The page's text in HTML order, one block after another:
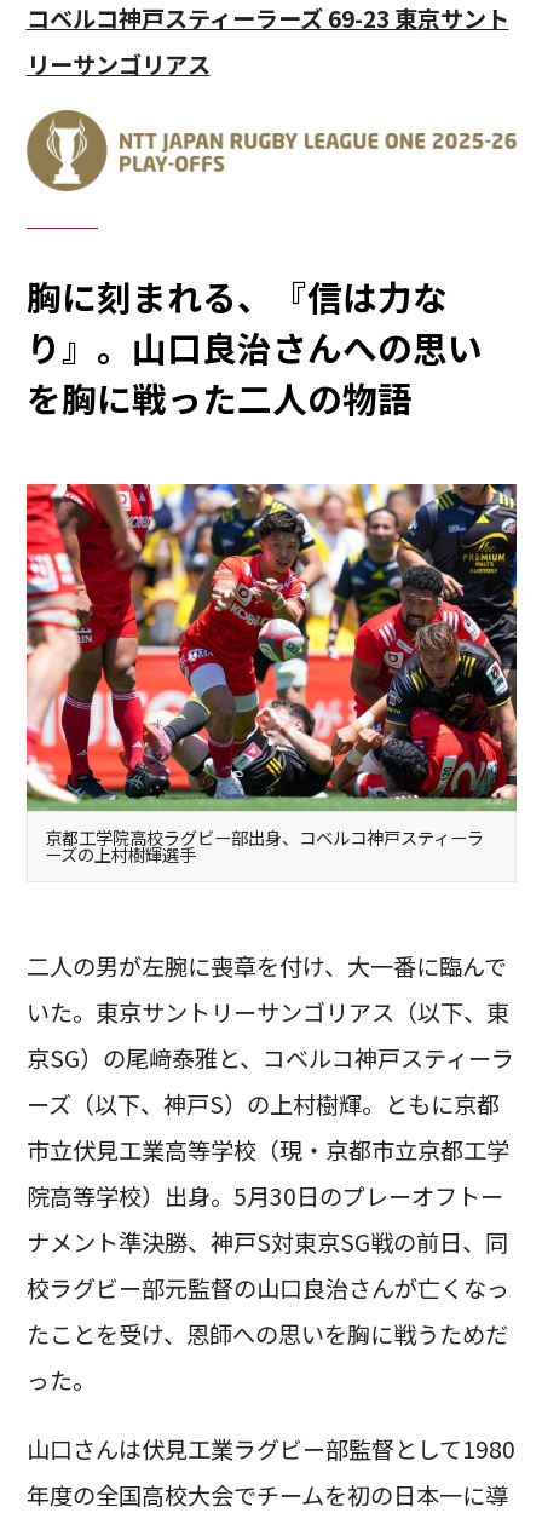
コベルコ神戸スティーラーズ 69-23 東京サント
リーサンゴリアス
胸に刻まれる、『信は力な
り』。山口良治さんへの思い
を胸に戦った二人の物語
京都工学院高校ラグビー部出身、コベルコ神戸スティーラ
ーズの上村樹輝選手
二人の男が左腕に喪章を付け、大一番に臨んで
いた。東京サントリーサンゴリアス（以下、東
京SG）の尾﨑泰雅と、コベルコ神戸スティーラ
ーズ（以下、神戸S）の上村樹輝。ともに京都
市立伏見工業高等学校（現・京都市立京都工学
院高等学校）出身。5月30日のプレーオフトー
ナメント準決勝、神戸S対東京SG戦の前日、同
校ラグビー部元監督の山口良治さんが亡くなっ
たことを受け、恩師への思いを胸に戦うためだ
った。
山口さんは伏見工業ラグビー部監督として1980
年度の全国高校大会でチームを初の日本一に導